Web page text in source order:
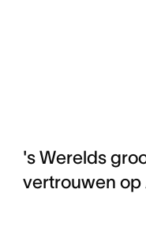
's Werelds
vertrouwen op